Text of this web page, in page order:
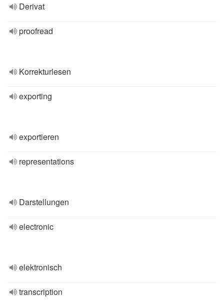
Derivat
proofread
Korrekturlesen
exporting
exportieren
representations
Darstellungen
electronic
elektronisch
transcription